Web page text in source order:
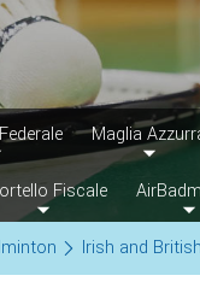
Maglia
Fiscale
Irish and